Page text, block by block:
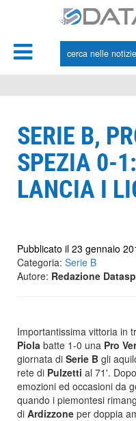
SERIE B,
SPEZIA 0-
LANCIA I
Pubblicato il 23 gennaio
Categoria: Serie B
Autore: Redazione
Importantissima vittoria in
Piola batte 1-0 una Pro
giornata di Serie B gli
rete di Pulzetti al 71'.
emozioni ed occasioni da
quando i piemontesi
di Ardizzone per doppia